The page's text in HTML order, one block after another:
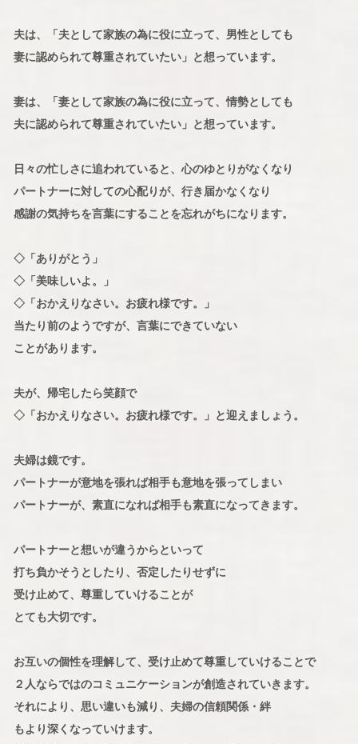
夫は、「夫として家族の為に役に立って、男性としても
妻に認められて尊重されていたい」と想っています。
妻は、「妻として家族の為に役に立って、情勢としても
夫に認められて尊重されていたい」と想っています。
日々の忙しさに追われていると、心のゆとりがなくなり
パートナーに対しての心配りが、行き届かなくなり
感謝の気持ちを言葉にすることを忘れがちになります。
◇「ありがとう」
◇「美味しいよ。」
◇「おかえりなさい。お疲れ様です。」
当たり前のようですが、言葉にできていない
ことがあります。
夫が、帰宅したら笑顔で
◇「おかえりなさい。お疲れ様です。」と迎えましょう。
夫婦は鏡です。
パートナーが意地を張れば相手も意地を張ってしまい
パートナーが、素直になれば相手も素直になってきます。
パートナーと想いが違うからといって
打ち負かそうとしたり、否定したりせずに
受け止めて、尊重していけることが
とても大切です。
お互いの個性を理解して、受け止めて尊重していけることで
２人ならではのコミュニケーションが創造されていきます。
それにより、思い違いも減り、夫婦の信頼関係・絆
もより深くなっていけます。